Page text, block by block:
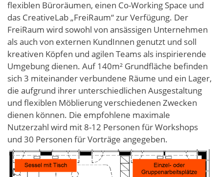
flexiblen Büroräumen, einen Co-Working Space und
das CreativeLab „FreiRaum“ zur Verfügung. Der
FreiRaum wird sowohl von ansässigen Unternehmen
als auch von externen KundInnen genutzt und soll
kreativen Köpfen und agilen Teams als inspirierende
Umgebung dienen. Auf 140m² Grundfläche befinden
sich 3 miteinander verbundene Räume und ein Lager,
die aufgrund ihrer unterschiedlichen Ausgestaltung
und flexiblen Möblierung verschiedenen Zwecken
dienen können. Die empfohlene maximale
Nutzerzahl wird mit 8-12 Personen für Workshops
und 30 Personen für Vorträge angegeben.